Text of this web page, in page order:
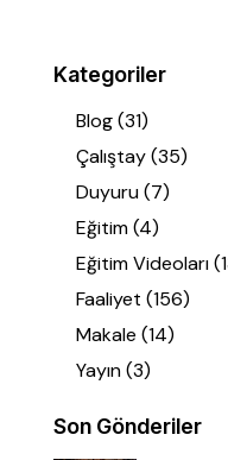
Kategoriler
Blog(31)
Çalıştay(35)
Duyuru(7)
Eğitim(4)
Eğitim Videoları
Faaliyet (156)
Makale (14)
Yayın(3)
Son Gönderiler